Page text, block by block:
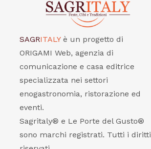
SAGRITALY è un progetto di
ORIGAMI Web, agenzia di
comunicazione e casa editrice
specializzata nei settori
enogastronomia, ristorazione ed
eventi.
Sagritaly® e Le Porte del Gusto®
sono marchi registrati. Tutti i diritti